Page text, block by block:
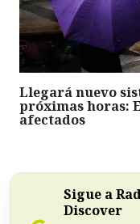
Llegará nuevo
próximas horas:
afectados
Sigue a
Discover